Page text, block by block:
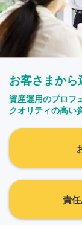
お客さまから
資産運用のプロフ
クオリティの高い
責